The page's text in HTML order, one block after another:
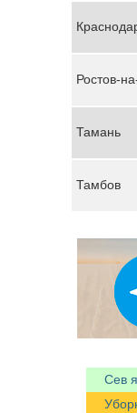
Ростов-
Тамань
Тамбов
Сев